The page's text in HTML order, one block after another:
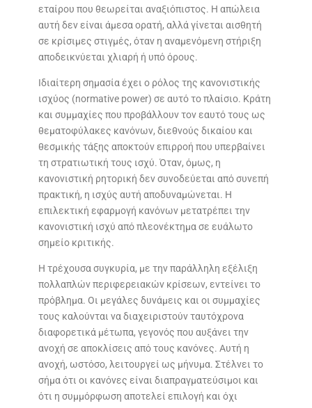
εταίρου που θεωρείται αναξιόπιστος. Η απώλεια
αυτή δεν είναι άμεσα ορατή, αλλά γίνεται αισθητή
σε κρίσιμες στιγμές, όταν η αναμενόμενη στήριξη
αποδεικνύεται χλιαρή ή υπό όρους.
Ιδιαίτερη σημασία έχει ο ρόλος της κανονιστικής
ισχύος (normative power) σε αυτό το πλαίσιο. Κράτη
και συμμαχίες που προβάλλουν τον εαυτό τους ως
θεματοφύλακες κανόνων, διεθνούς δικαίου και
θεσμικής τάξης αποκτούν επιρροή που υπερβαίνει
τη στρατιωτική τους ισχύ. Όταν, όμως, η
κανονιστική ρητορική δεν συνοδεύεται από συνεπή
πρακτική, η ισχύς αυτή αποδυναμώνεται. Η
επιλεκτική εφαρμογή κανόνων μετατρέπει την
κανονιστική ισχύ από πλεονέκτημα σε ευάλωτο
σημείο κριτικής.
Η τρέχουσα συγκυρία, με την παράλληλη εξέλιξη
πολλαπλών περιφερειακών κρίσεων, εντείνει το
πρόβλημα. Οι μεγάλες δυνάμεις και οι συμμαχίες
τους καλούνται να διαχειριστούν ταυτόχρονα
διαφορετικά μέτωπα, γεγονός που αυξάνει την
ανοχή σε αποκλίσεις από τους κανόνες. Αυτή η
ανοχή, ωστόσο, λειτουργεί ως μήνυμα. Στέλνει το
σήμα ότι οι κανόνες είναι διαπραγματεύσιμοι και
ότι η συμμόρφωση αποτελεί επιλογή και όχι